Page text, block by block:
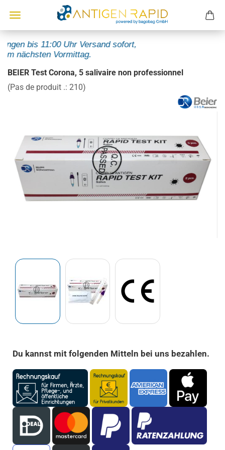
bis 11:00 Uhr Versand sofort,
nächsten Vormittag.
BEIER Test Corona, 5 salivaire non professionnel
(Pas de produit .: 210)
Du kannst mit folgenden Mitteln bei uns bezahlen.